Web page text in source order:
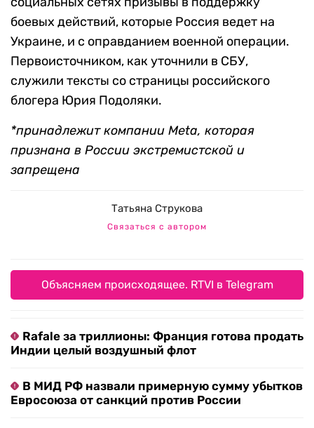
боевых действий, которые Россия ведет на
Украине, и с оправданием военной операции.
Первоисточником, как уточнили в СБУ,
служили тексты со страницы российского
блогера Юрия Подоляки.
*принадлежит компании Meta, которая
признана в России экстремистской и
запрещена
Татьяна Струкова
Связаться с автором
Объясняем происходящее. RTVI в Telegram
Rafale за триллионы: Франция готова продать
Индии целый воздушный флот
В МИД РФ назвали примерную сумму убытков
Евросоюза от санкций против России